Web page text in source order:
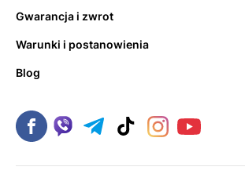
Gwarancja i zwrot
Warunki i postanowienia
Blog